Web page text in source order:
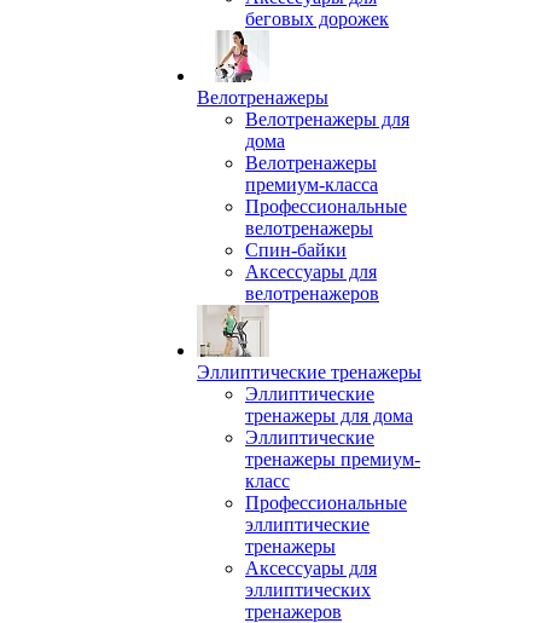
беговых дорожек
Велотренажеры
Велотренажеры для
дома
Велотренажеры
премиум-класса
Профессиональные
велотренажеры
Спин-байки
Аксессуары для
велотренажеров
Эллиптические тренажеры
Эллиптические
тренажеры для дома
Эллиптические
тренажеры премиум-
класс
Профессиональные
эллиптические
тренажеры
Аксессуары для
эллиптических
тренажеров